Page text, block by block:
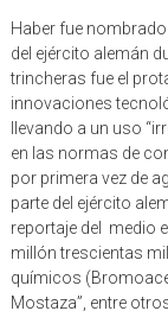
del ejército alemán
trincheras fue el
innovaciones
llevando a un uso
en las normas de
por primera vez de
parte del ejército
reportaje del medio
millón trescientas
químicos
Mostaza”, entre
aliados. Fritz Haber,